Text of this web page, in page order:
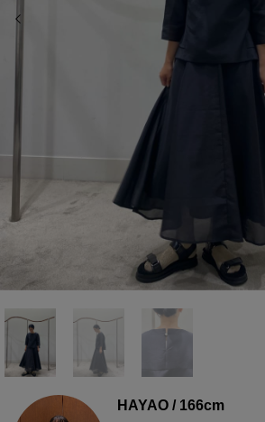
HAYAO / 166cm